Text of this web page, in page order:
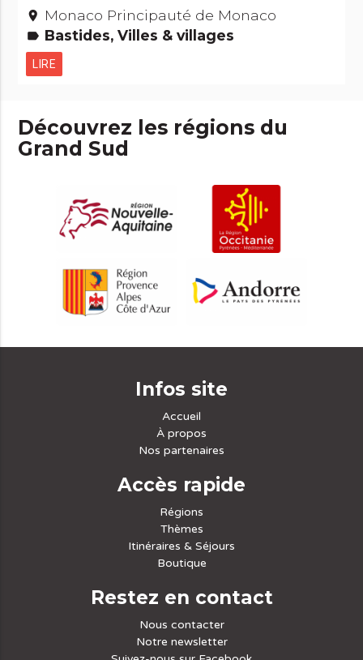
place Monaco Principauté de Monaco
label Bastides, Villes & villages
LIRE
Découvrez les régions du
Grand Sud
Infos site
Accueil
À propos
Nos partenaires
Accès rapide
Régions
Thèmes
Itinéraires & Séjours
Boutique
Restez en contact
Nous contacter
Notre newsletter